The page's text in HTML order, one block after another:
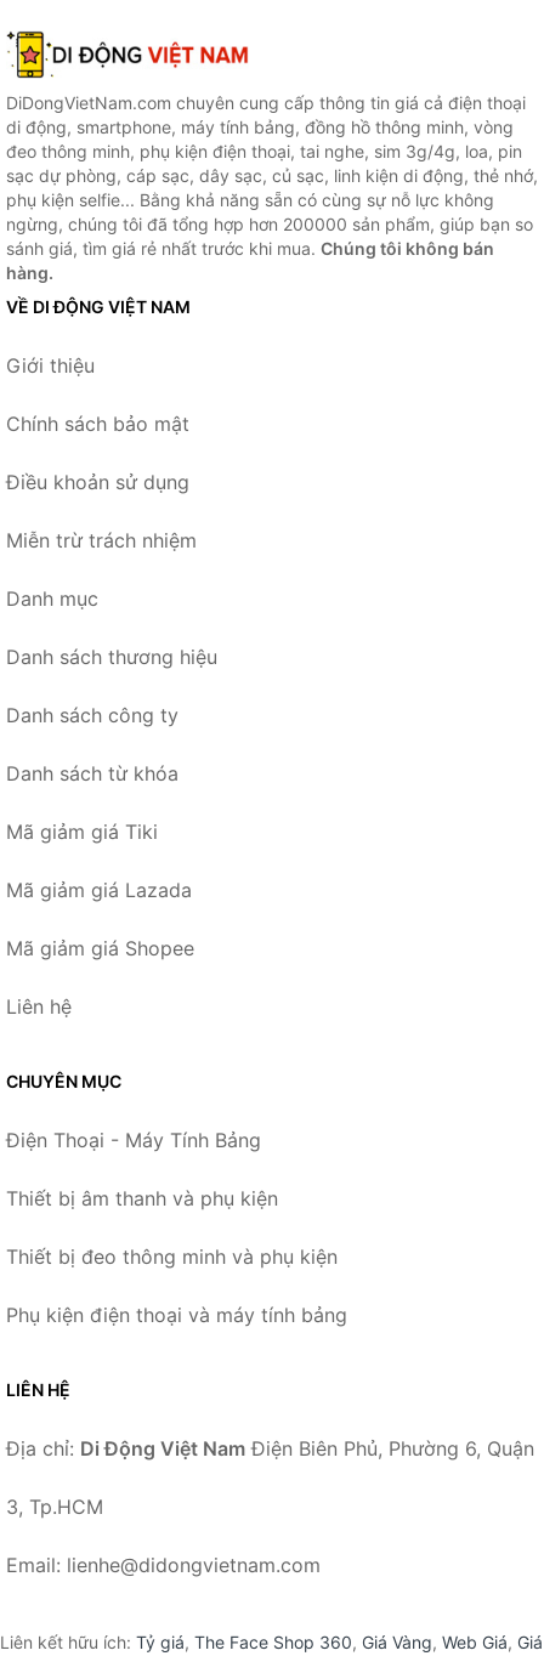
DiDongVietNam.com chuyên cung cấp thông tin giá cả điện thoại
di động, smartphone, máy tính bảng, đồng hồ thông minh, vòng
đeo thông minh, phụ kiện điện thoại, tai nghe, sim 3g/4g, loa, pin
sạc dự phòng, cáp sạc, dây sạc, củ sạc, linh kiện di động, thẻ nhớ,
phụ kiện selfie... Bằng khả năng sẵn có cùng sự nỗ lực không
ngừng, chúng tôi đã tổng hợp hơn 200000 sản phẩm, giúp bạn so
sánh giá, tìm giá rẻ nhất trước khi mua. Chúng tôi không bán
hàng.
VỀ DI ĐỘNG VIỆT NAM
Giới thiệu
Chính sách bảo mật
Điều khoản sử dụng
Miễn trừ trách nhiệm
Danh mục
Danh sách thương hiệu
Danh sách công ty
Danh sách từ khóa
Mã giảm giá Tiki
Mã giảm giá Lazada
Mã giảm giá Shopee
Liên hệ
CHUYÊN MỤC
Điện Thoại - Máy Tính Bảng
Thiết bị âm thanh và phụ kiện
Thiết bị đeo thông minh và phụ kiện
Phụ kiện điện thoại và máy tính bảng
LIÊN HỆ
Địa chỉ: Di Động Việt Nam Điện Biên Phủ, Phường 6, Quận
3, Tp.HCM
Email: lienhe@didongvietnam.com
Liên kết hữu ích: Tỷ giá, The Face Shop 360, Giá Vàng, Web Giá, Giá